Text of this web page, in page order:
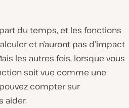
du temps, et les fonctions
et n’auront pas d’impact
les autres fois, lorsque vous
soit vue comme une
compter sur
aider.